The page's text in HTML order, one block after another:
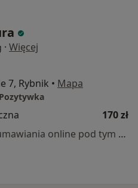
· Więcej
7, Rybnik • Mapa
170 zł
Specjalista nie oferuje umawiania online pod tym adresem.